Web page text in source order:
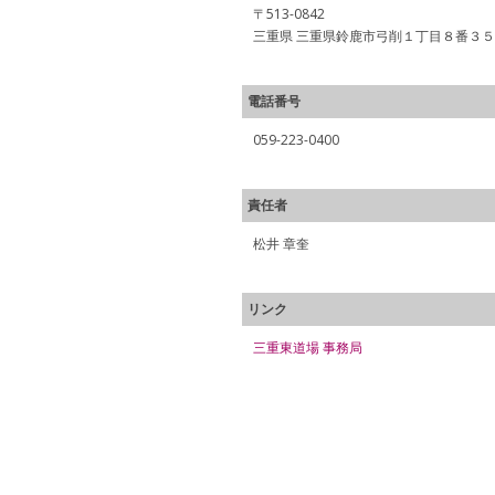
〒513-0842
三重県 三重県鈴鹿市弓削１丁目８番３
電話番号
059-223-0400
責任者
松井 章奎
リンク
三重東道場 事務局